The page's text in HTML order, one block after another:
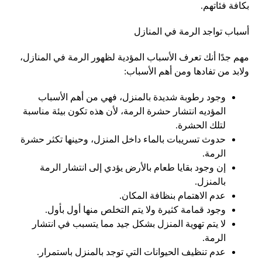
بكافة فئاتهم.
أسباب تواجد الرمة في المنازل
مهم جدًا أنك تعرف الأسباب المؤدية لظهور الرمة في المنازل،
ولابد من تفادها ومن أهم الأسباب:
وجود رطوبة شديدة بالمنزل، فهي من أهم الأسباب
المؤديه انتشار حشرة الرمة، لأن هذه تكون بيئة مناسبة
لتلك الحشرة.
حدوث تسريبات بالماء داخل المنزل، وحينها تكثر حشرة
الرمة.
إن وجود بقايا طعام بالأرض يؤدي إلى انتشار الرمة
بالمنزل.
عدم الاهتمام بنظافة المكان.
وجود قمامة كثيرة ولا يتم التخلص منها أول بأول.
لا يتم تهوية المنزل بشكل جيد مما يتسبب في انتشار
الرمة.
عدم تنظيف الحيوانات التي توجد بالمنزل باستمرار.